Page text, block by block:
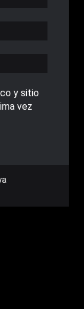
y sitio
vez